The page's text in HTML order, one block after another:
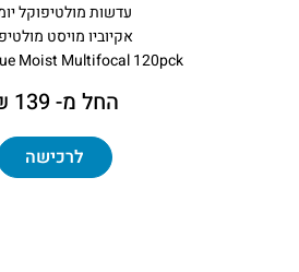
עדשות מולטיפוקל
אקיוביו מויסט
Moist Multifocal 120pck
החל מ- 139 ₪
לרכישה